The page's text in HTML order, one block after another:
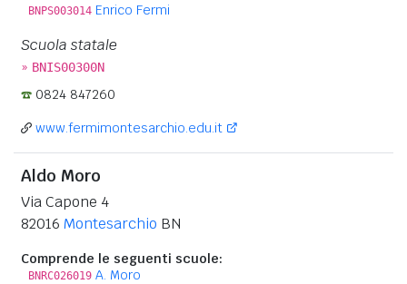
BNPS003014 Enrico Fermi
Scuola statale
» BNIS00300N
0824 847260
www.fermimontesarchio.edu.it
Aldo Moro
Via Capone 4
82016 Montesarchio BN
Comprende le seguenti scuole:
BNRC026019 A. Moro